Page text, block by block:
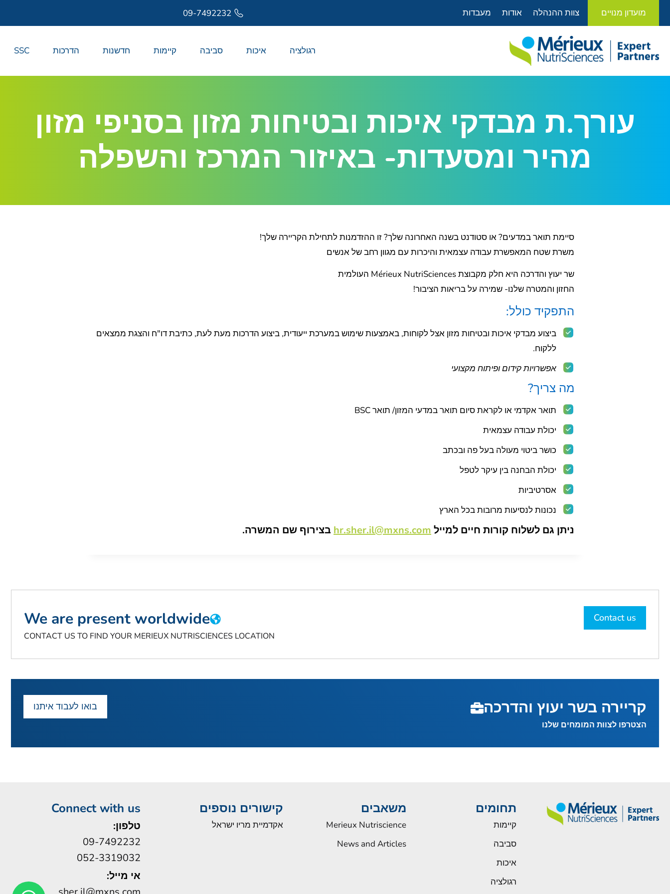
מועדון מנויים צוות ההנהלה אודות מעבדות 09-7492232
רגולציה איכות סביבה קיימות חדשנות הדרכות SSC
עורך.ת מבדקי איכות ובטיחות מזון בסניפי מזון
מהיר ומסעדות- באיזור המרכז והשפלה
סיימת תואר במדעים? או סטודנט בשנה האחרונה שלך? זו ההזדמנות לתחילת הקריירה שלך!
משרת שטח המאפשרת עבודה עצמאית והיכרות עם מגוון רחב של אנשים
שר יעוץ והדרכה היא חלק מקבוצת Mérieux NutriSciences העולמית
החזון והמטרה שלנו- שמירה על בריאות הציבור!
התפקיד כולל:
ביצוע מבדקי איכות ובטיחות מזון אצל לקוחות, באמצעות שימוש במערכת ייעודית, ביצוע הדרכות מעת לעת, כתיבת דו"ח והצגת ממצאים
ללקוח.
אפשרויות קידום ופיתוח מקצועי
מה צריך?
תואר אקדמי או לקראת סיום תואר במדעי המזון/ תואר BSC
יכולת עבודה עצמאית
כושר ביטוי מעולה בעל פה ובכתב
יכולת הבחנה בין עיקר לטפל
אסרטיביות
נכונות לנסיעות מרובות בכל הארץ
ניתן גם לשלוח קורות חיים למייל hr.sher.il@mxns.com בצירוף שם המשרה.
Contact us
We are present worldwide
CONTACT US TO FIND YOUR MERIEUX NUTRISCIENCES LOCATION
קריירה בשר יעוץ והדרכה
הצטרפו לצוות המומחים שלנו
בואו לעבוד איתנו
תחומים
קיימות
סביבה
איכות
רגולציה
משאבים
Merieux Nutriscience
News and Articles
קישורים נוספים
אקדמיית מריו ישראל
Connect with us
טלפון:
09-7492232
052-3319032
אי מייל: